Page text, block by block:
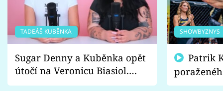
TADEÁŠ KUBĚNKA
Sugar Denny a Kuběnka opět
útočí na Veronicu Biasiol.
Proč je podle nich falešná a
SHOWBYZNYS
fanoušci